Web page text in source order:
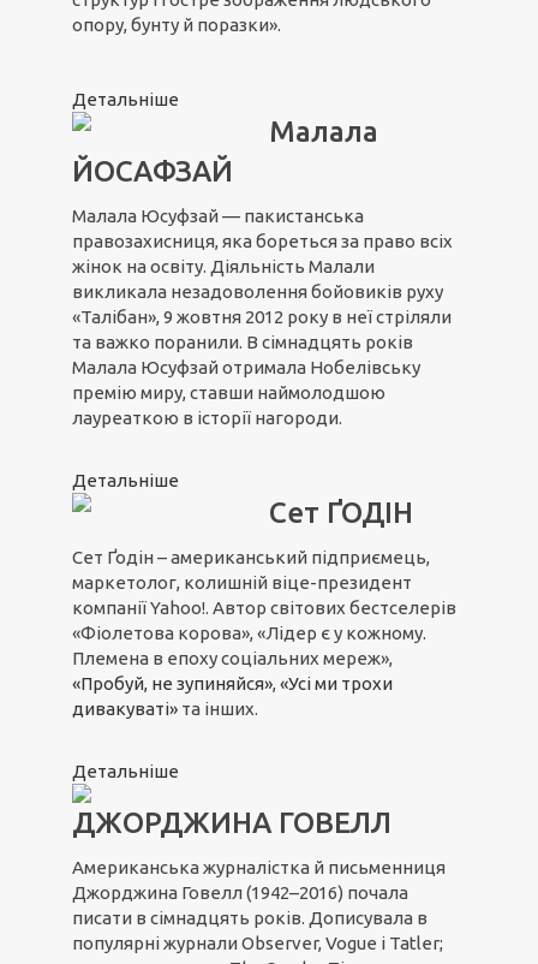
опору, бунту й поразки».
Детальніше
Малала
ЙОСАФЗАЙ
Малала Юсуфзай — пакистанська
правозахисниця, яка бореться за право всіх
жінок на освіту. Діяльність Малали
викликала незадоволення бойовиків руху
«Талібан», 9 жовтня 2012 року в неї стріляли
та важко поранили. В сімнадцять років
Малала Юсуфзай отримала Нобелівську
премію миру, ставши наймолодшою
лауреаткою в історії нагороди.
Детальніше
Сет ҐОДІН
Сет Ґодін – американський підприємець,
маркетолог, колишній віце-президент
компанії Yahoo!. Автор світових бестселерів
«Фіолетова корова», «Лідер є у кожному.
Племена в епоху соціальних мереж»,
«Пробуй, не зупиняйся», «Усі ми трохи
дивакуваті» та інших.
Детальніше
ДЖОРДЖИНА ГОВЕЛЛ
Американська журналістка й письменниця
Джорджина Говелл (1942–2016) почала
писати в сімнадцять років. Дописувала в
популярні журнали Observer, Vogue і Tatler;